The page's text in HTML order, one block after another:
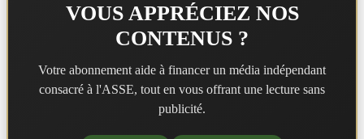
VOUS APPRÉCIEZ NOS
CONTENUS ?
Votre abonnement aide à financer un média indépendant
consacré à l'ASSE, tout en vous offrant une lecture sans
publicité.